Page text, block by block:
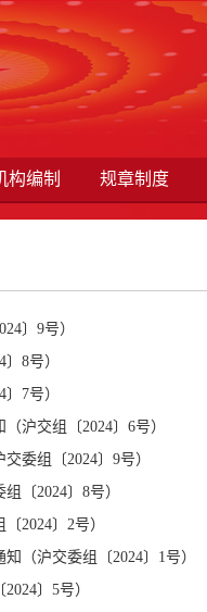
构编制 规章制度
〕9号）
8号）
7号）
沪交组〔2024〕6号）
委组〔2024〕9号）
〔2024〕8号）
2024〕2号）
（沪交委组〔2024〕1号）
〕5号）